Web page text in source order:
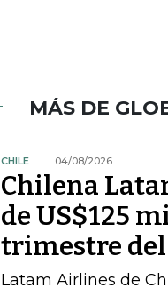
MÁS DE
CHILE 04/08/2026
Chilena
de US$125
trimestre
Latam Airlines de